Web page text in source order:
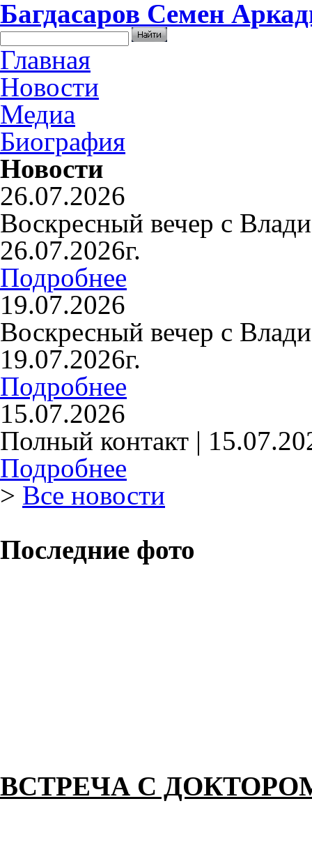
Багдасаров Семен
Главная
Новости
Медиа
Биография
Новости
26.07.2026
Воскресный вечер с
26.07.2026г.
Подробнее
19.07.2026
Воскресный вечер с
19.07.2026г.
Подробнее
15.07.2026
Полный контакт |
Подробнее
> Все новости
Последние фото
ВСТРЕЧА С